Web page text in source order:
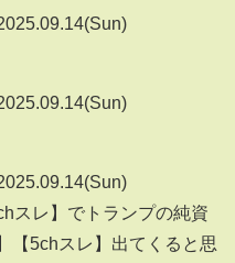
スレ】でトランプの純資
【5chスレ】出てくると思